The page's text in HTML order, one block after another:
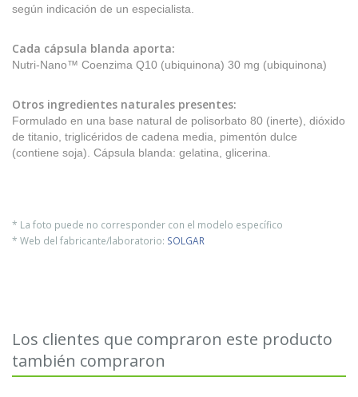
según indicación de un especialista.
Cada cápsula blanda aporta:
Nutri-Nano™ Coenzima Q10 (ubiquinona) 30 mg (ubiquinona)
Otros ingredientes naturales presentes:
Formulado en una base natural de polisorbato 80 (inerte), dióxido
de titanio, triglicéridos de cadena media, pimentón dulce
(contiene soja). Cápsula blanda: gelatina, glicerina.
* La foto puede no corresponder con el modelo específico
* Web del fabricante/laboratorio: SOLGAR
Los clientes que compraron este producto
también compraron